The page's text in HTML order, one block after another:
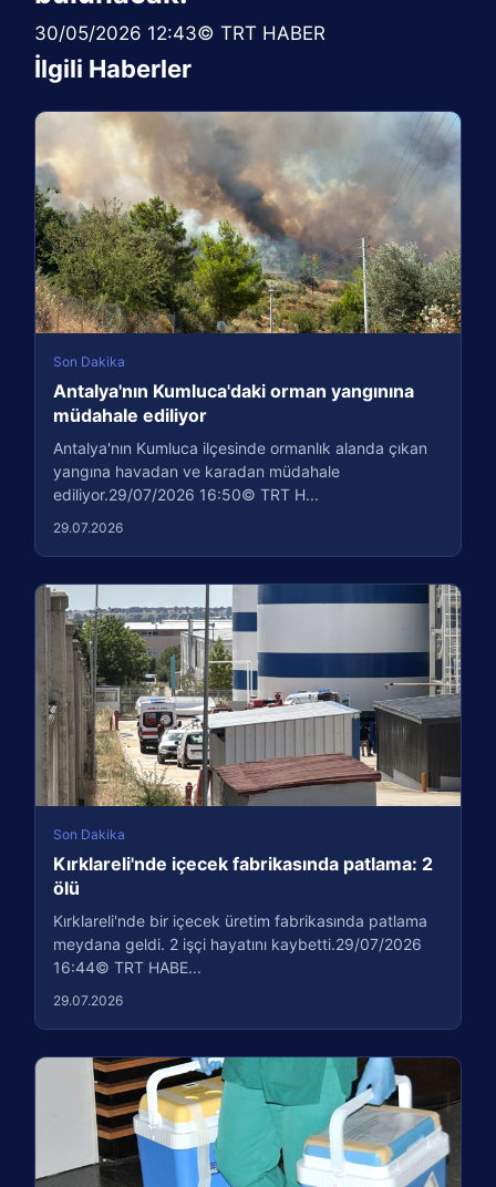
30/05/2026 12:43© TRT HABER
İlgili Haberler
Son Dakika
Antalya'nın Kumluca'daki orman yangınına
müdahale ediliyor
Antalya'nın Kumluca ilçesinde ormanlık alanda çıkan
yangına havadan ve karadan müdahale
ediliyor.29/07/2026 16:50© TRT H...
29.07.2026
Son Dakika
Kırklareli'nde içecek fabrikasında patlama: 2
ölü
Kırklareli'nde bir içecek üretim fabrikasında patlama
meydana geldi. 2 işçi hayatını kaybetti.29/07/2026
16:44© TRT HABE...
29.07.2026